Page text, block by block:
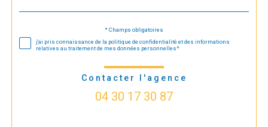
* Champs obligatoires
j'ai pris connaissance de la politique de confidentialité et des informations
relatives au traitement de mes données personnelles*
Contacter l'agence
04 30 17 30 87